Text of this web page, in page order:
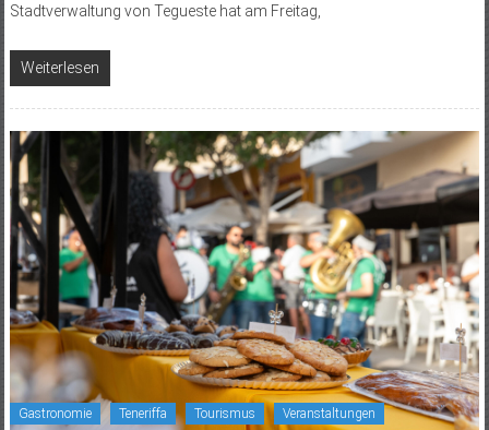
Stadtverwaltung von Tegueste hat am Freitag,
Weiterlesen
Gastronomie Teneriffa Tourismus Veranstaltungen